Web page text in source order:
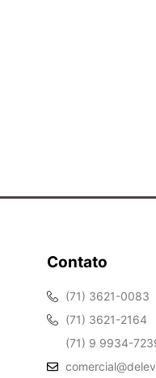
Contato
(71) 3621-0083
(71) 3621-2164
(71) 9 9934-